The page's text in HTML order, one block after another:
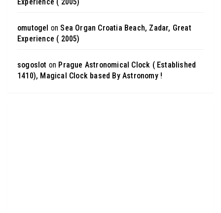
Experience ( 2005)
omutogel on Sea Organ Croatia Beach, Zadar, Great
Experience ( 2005)
sogoslot on Prague Astronomical Clock ( Established
1410), Magical Clock based By Astronomy !